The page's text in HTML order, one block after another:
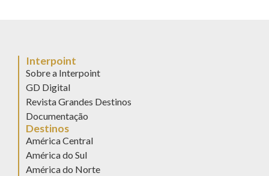
Interpoint
Sobre a Interpoint
GD Digital
Revista Grandes Destinos
Documentação
Destinos
América Central
América do Sul
América do Norte